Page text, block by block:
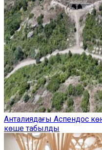
Анталиядағы Аспендос
көше табылды